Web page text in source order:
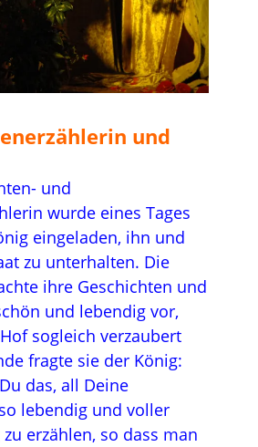
und
und
wurde eines Tages
eingeladen, ihn und
zu unterhalten. Die
ihre Geschichten und
und lebendig vor,
sogleich verzaubert
fragte sie der König:
das, all Deine
lebendig und voller
erzählen, so dass man